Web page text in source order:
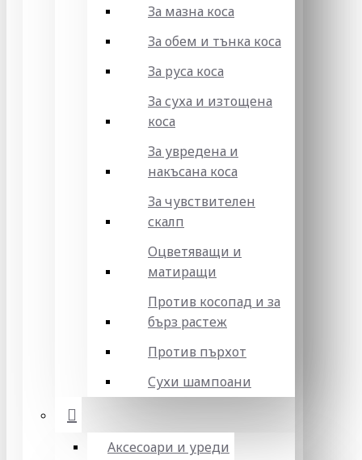
За мазна коса
За обем и тънка коса
За руса коса
За суха и изтощена
коса
За увредена и
накъсана коса
За чувствителен
скалп
Оцветяващи и
матиращи
Против косопад и за
бърз растеж
Против пърхот
Сухи шампоани
Аксесоари и уреди